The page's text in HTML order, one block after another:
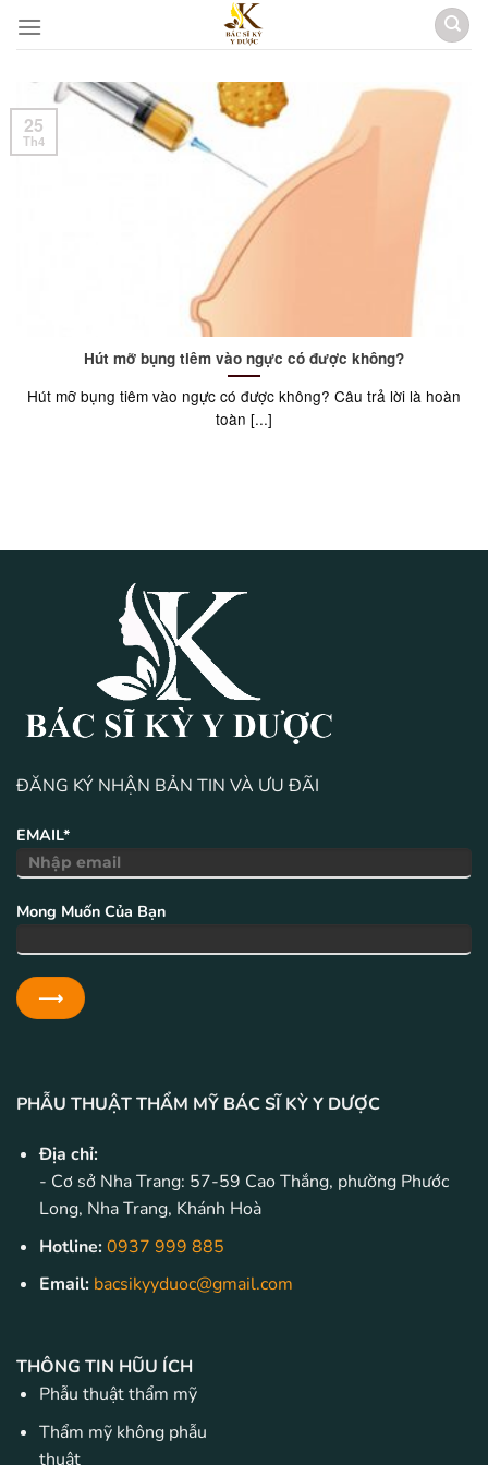
Hút mỡ bụng tiêm vào ngực có được không?
Hút mỡ bụng tiêm vào ngực có được không? Câu trả lời là hoàn
toàn [...]
25
Th4
ĐĂNG KÝ NHẬN BẢN TIN VÀ ƯU ĐÃI
EMAIL*
Mong Muốn Của Bạn
PHẪU THUẬT THẨM MỸ BÁC SĨ KỲ Y DƯỢC
Địa chỉ:
- Cơ sở Nha Trang: 57-59 Cao Thắng, phường Phước
Long, Nha Trang, Khánh Hoà
Hotline:0937 999 885
Email: bacsikyyduoc@gmail.com
THÔNG TIN HŨU ÍCH
Phẫu thuật thẩm mỹ
Thẩm mỹ không phẫu
thuật